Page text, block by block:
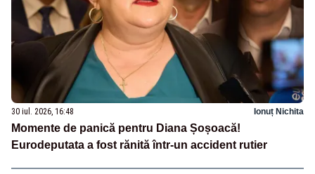
30 iul. 2026, 16:48 Ionuț Nichita
Momente de panică pentru Diana Șoșoacă!
Eurodeputata a fost rănită într-un accident rutier